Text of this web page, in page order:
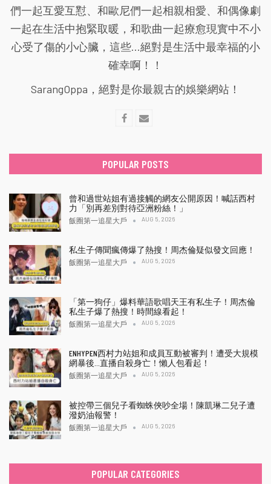
們一起互愛互懟、和歐尼們一起相親相愛、和偶像劇
一起在生活中抱緊取暖，和歌曲一起療愈現實中不小
心受了傷的小心臟，這些...絕對是生活中最幸福的小
確幸啊！！
SarangOppa，絕對是你最親古的娛樂網站！
POPULAR POSTS
曾和過世站姐有過接觸的網友公開原因！喊話西村
力「別再差別對待亞洲粉絲！」
飯圈第一追星大戶 AUG 5, 2026
私生子傳聞瘋傳爆了熱搜！周杰倫疑似發文回應！
飯圈第一追星大戶 AUG 5, 2026
「第一狗仔」爆料華語歌唱天王有私生子！周杰倫
私生子爆了熱搜！時間線看起！
飯圈第一追星大戶 AUG 5, 2026
ENHYPEN西村力站姐和成員互動被審判！遭受大規模
網暴後…直播自殺身亡！懶人包看起！
飯圈第一追星大戶 AUG 5, 2026
被控帶三個兒子看蜘蛛俠吵全場！陳凱琳二兒子遭
潑奶油報警！
飯圈第一追星大戶 AUG 5, 2026
POPULAR CATEGORIES